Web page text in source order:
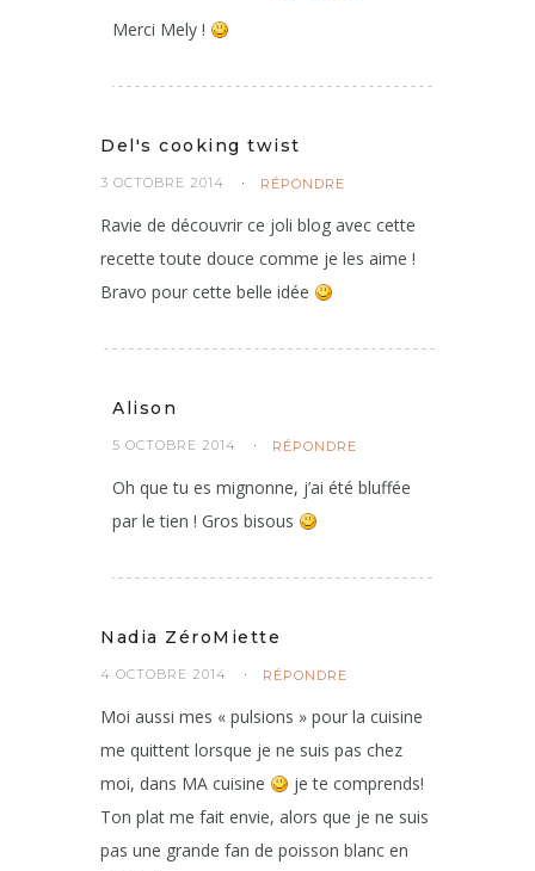
Merci Mely !
Del's cooking twist
3 OCTOBRE 2014 RÉPONDRE
Ravie de découvrir ce joli blog avec cette
recette toute douce comme je les aime !
Bravo pour cette belle idée
Alison
5 OCTOBRE 2014 RÉPONDRE
Oh que tu es mignonne, j’ai été bluffée
par le tien ! Gros bisous
Nadia ZéroMiette
4 OCTOBRE 2014 RÉPONDRE
Moi aussi mes « pulsions » pour la cuisine
me quittent lorsque je ne suis pas chez
moi, dans MA cuisine
je te comprends!
Ton plat me fait envie, alors que je ne suis
pas une grande fan de poisson blanc en